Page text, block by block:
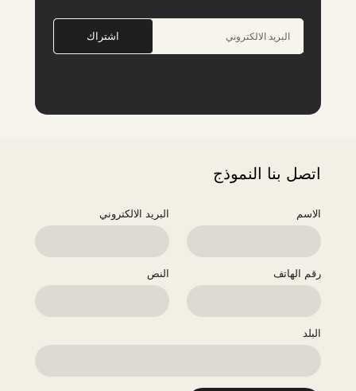
اشتراك
اتصل بنا النموذج
الاسم البريد الالكتروني
رقم الهاتف النص
البلد